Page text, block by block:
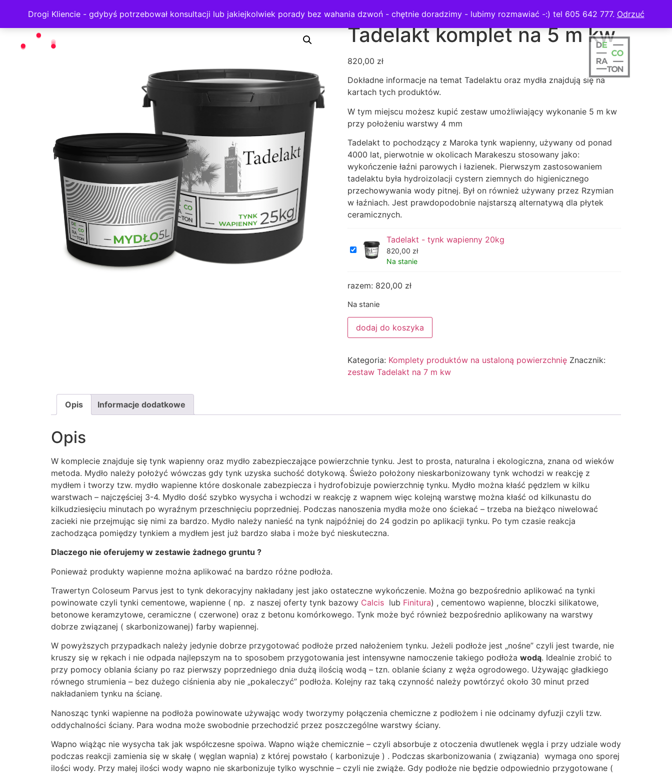
Drogi Kliencie - gdybyś potrzebował konsultacji lub jakiejkolwiek porady bez wahania dzwoń - chętnie doradzimy - lubimy rozmawiać -:) tel 605 642 777. Odrzuć
Strona główna Komplety produktów na ustaloną powierzchnię / Tadelakt komplet na 5 m kw
Tadelakt komplet na 5 m kw
820,00 zł
Dokładne informacje na temat Tadelaktu oraz mydła znajdują się na
kartach tych produktów.
W tym miejscu możesz kupić zestaw umożliwiający wykonanie 5 m kw
przy położeniu warstwy 4 mm
Tadelakt to pochodzący z Maroka tynk wapienny, używany od ponad
4000 lat, pierwotnie w okolicach Marakeszu stosowany jako:
wykończenie łaźni parowych i łazienek. Pierwszym zastosowaniem
tadelaktu była hydroizolacji cystern ziemnych do higienicznego
przechowywania wody pitnej. Był on również używany przez Rzymian
w łaźniach. Jest prawdopodobnie najstarszą alternatywą dla płytek
ceramicznych.
Tadelakt - tynk wapienny 20kg
820,00 zł
Na stanie
razem: 820,00 zł
Na stanie
dodaj do koszyka
Kategoria: Komplety produktów na ustaloną powierzchnię Znacznik:
zestaw Tadelakt na 7 m kw
Opis Informacje dodatkowe
Opis
W komplecie znajduje się tynk wapienny oraz mydło zabezpieczające powierzchnie tynku. Jest to prosta, naturalna i ekologiczna, znana od wieków
metoda. Mydło należy położyć wówczas gdy tynk uzyska suchość dotykową. Świeżo położony nieskarbonizowany tynk wchodzi w reakcję z
mydłem i tworzy tzw. mydło wapienne które doskonale zabezpiecza i hydrofobizuje powierzchnię tynku. Mydło można kłaść pędzlem w kilku
warstwach – najczęściej 3-4. Mydło dość szybko wysycha i wchodzi w reakcję z wapnem więc kolejną warstwę można kłaść od kilkunastu do
kilkudziesięciu minutach po wyraźnym przeschnięciu poprzedniej. Podczas nanoszenia mydła może ono ściekać – trzeba na bieżąco niwelować
zacieki nie przejmując się nimi za bardzo. Mydło należy nanieść na tynk najpóźniej do 24 godzin po aplikacji tynku. Po tym czasie reakcja
zachodząca pomiędzy tynkiem a mydłem jest już bardzo słaba i może być nieskuteczna.
Dlaczego nie oferujemy w zestawie żadnego gruntu ?
Ponieważ produkty wapienne można aplikować na bardzo różne podłoża.
Trawertyn Coloseum Parvus jest to tynk dekoracyjny nakładany jest jako ostateczne wykończenie. Można go bezpośrednio aplikować na tynki
powinowate czyli tynki cementowe, wapienne ( np. z naszej oferty tynk bazowy Calcis lub Finitura) , cementowo wapienne, bloczki silikatowe,
betonowe keramzytowe, ceramiczne ( czerwone) oraz z betonu komórkowego. Tynk może być również bezpośrednio aplikowany na warstwy
dobrze związanej ( skarbonizowanej) farby wapiennej.
W powyższych przypadkach należy jedynie dobrze przygotować podłoże przed nałożeniem tynku. Jeżeli podłoże jest „nośne” czyli jest twarde, nie
kruszy się w rękach i nie odpada najlepszym na to sposobem przygotowania jest intensywne namoczenie takiego podłoża wodą. Idealnie zrobić to
przy pomocy oblania ściany po raz pierwszy poprzedniego dnia dużą ilością wodą – tzn. oblanie ściany z węża ogrodowego. Używając gładkiego
równego strumienia – bez dużego ciśnienia aby nie „pokaleczyć” podłoża. Kolejny raz taką czynność należy powtórzyć około 30 minut przed
nakładaniem tynku na ścianę.
Nanosząc tynki wapienne na podłoża powinowate używając wody tworzymy połączenia chemiczne z podłożem i nie odcinamy dyfuzji czyli tzw.
oddychalności ściany. Para wodna może swobodnie przechodzić przez poszczególne warstwy ściany.
Wapno wiążąc nie wysycha tak jak współczesne spoiwa. Wapno wiąże chemicznie – czyli absorbuje z otoczenia dwutlenek węgla i przy udziale wody
podczas reakcji zamienia się w skałę ( węglan wapnia) z której powstało ( karbonizuje ) . Podczas skarbonizowania ( związania) wymaga ono sporej
ilości wody. Przy małej ilości wody wapno nie skarbonizuje tylko wyschnie – czyli nie zwiąże. Gdy podłoże nie będzie odpowiednio przygotowane (